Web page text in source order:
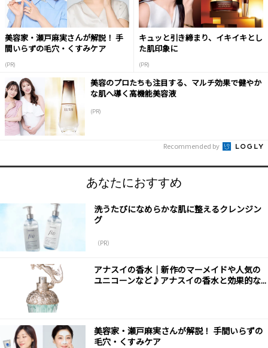
美容家・瀬戸麻実さんが解説！ 手
間いらずの毛穴・くすみケア
(PR)
キュッと引き締まり、イキイキとし
た肌印象に
(PR)
美容のプロたちも注目する、マルチ効果で健やか
な肌へ導く高機能美容液
(PR)
Recommended by
あなたにおすすめ
洗うたびになめらかな肌に整えるクレンジン
グ
（PR）
アナスイの香水｜新作のマーメイドや人気の
ユニコーンなど♪アナスイの香水と効果的な...
美容家・瀬戸麻実さんが解説！ 手間いらずの
毛穴・くすみケア